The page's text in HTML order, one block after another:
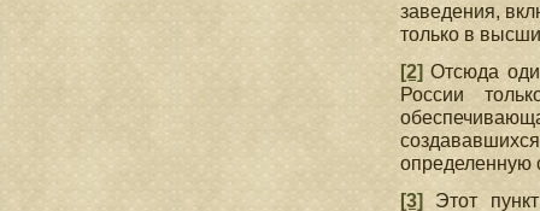
заведения,
только в
[2] Отсюда
России
определенную
[3]
Этот